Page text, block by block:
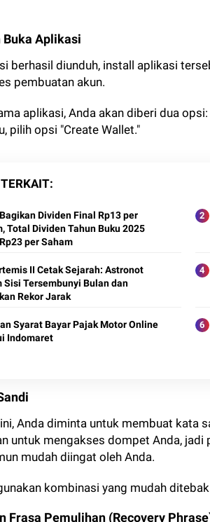
Buka Aplikasi
berhasil diunduh, install aplikasi
pembuatan akun.
aplikasi, Anda akan diberi dua
pilih opsi "Create Wallet."
Dividen Final Rp13 per
Total Dividen Tahun Buku 2025
per Saham
II Cetak Sejarah: Astronot
Sisi Tersembunyi Bulan dan
Rekor Jarak
Syarat Bayar Pajak Motor Online
Indomaret
Anda diminta untuk membuat kata
untuk mengakses dompet Anda,
mudah diingat oleh Anda.
kombinasi yang mudah
Frasa Pemulihan (Recovery